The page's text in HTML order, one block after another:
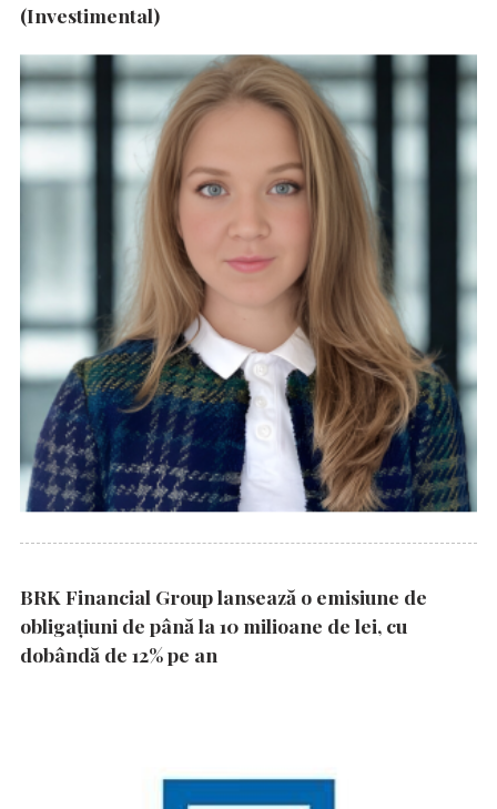
(Investimental)
BRK Financial Group lansează o emisiune de
obligațiuni de până la 10 milioane de lei, cu
dobândă de 12% pe an